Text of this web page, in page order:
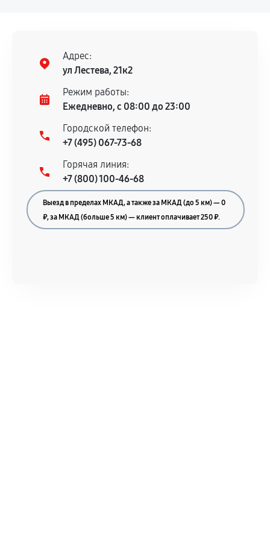
нормальной эксплуатации в течение
гарантийного срока.
Несоответствие комплектующей заявленным
техническим характеристикам.
Документы для подтверждения
гарантии
Гарантийный талон.
Акт выполненных работ с датой, перечнем
услуг и сроком гарантии.
Адрес:
ул Лестева, 21к2
Режим работы:
Ежедневно, с 08:00 до 23:00
Городской телефон:
+7 (495) 067-73-68
Горячая линия:
+7 (800) 100-46-68
Выезд в пределах МКАД, а также за МКАД (до 5 км) — 0
₽, за МКАД (больше 5 км) — клиент оплачивает 250 ₽.